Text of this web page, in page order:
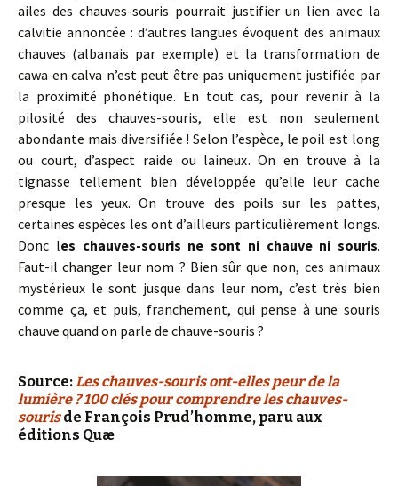
ailes des chauves-souris pourrait justifier un lien avec la
calvitie annoncée : d’autres langues évoquent des animaux
chauves (albanais par exemple) et la transformation de
cawa en calva n’est peut être pas uniquement justifiée par
la proximité phonétique. En tout cas, pour revenir à la
pilosité des chauves-souris, elle est non seulement
abondante mais diversifiée ! Selon l’espèce, le poil est long
ou court, d’aspect raide ou laineux. On en trouve à la
tignasse tellement bien développée qu’elle leur cache
presque les yeux. On trouve des poils sur les pattes,
certaines espèces les ont d’ailleurs particulièrement longs.
Donc les chauves-souris ne sont ni chauve ni souris.
Faut-il changer leur nom ? Bien sûr que non, ces animaux
mystérieux le sont jusque dans leur nom, c’est très bien
comme ça, et puis, franchement, qui pense à une souris
chauve quand on parle de chauve-souris ?
Source:Les chauves-souris ont-elles peur de la
lumière ? 100 clés pour comprendre les chauves-
sourisde François Prud’homme, paru aux
éditions Quæ